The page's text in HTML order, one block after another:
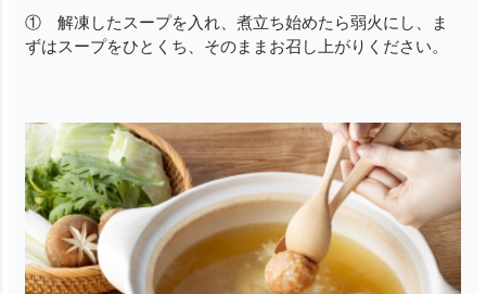
① 解凍したスープを入れ、煮立ち始めたら弱火にし、ま
ずはスープをひとくち、そのままお召し上がりください。